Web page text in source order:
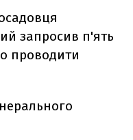
запросив п'ять
проводити